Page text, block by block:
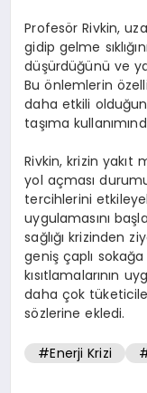
Profesör Rivkin,
gidip gelme
düşürdüğünü ve
Bu önlemlerin
daha etkili
taşıma
Rivkin, krizin yakıt
yol açması
tercihlerini
uygulamasını
sağlığı krizinden
geniş çaplı
kısıtlamalarının
daha çok
sözlerine ekledi.
#Enerji Krizi